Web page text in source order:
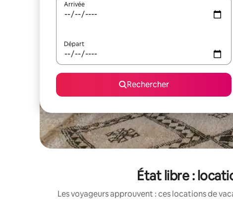
Arrivée
Départ
Rechercher
État libre :
Les voyageurs approuvent : ces locations de